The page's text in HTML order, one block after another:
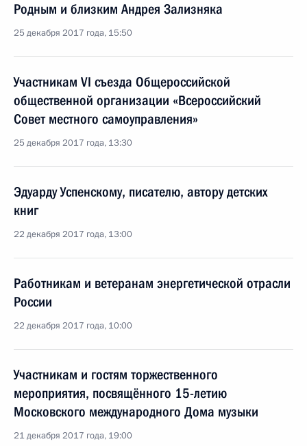
Родным и близким Андрея Зализняка
25 декабря 2017 года, 15:50
Участникам VI съезда Общероссийской
общественной организации «Всероссийский
Совет местного самоуправления»
25 декабря 2017 года, 13:30
Эдуарду Успенскому, писателю, автору детских
книг
22 декабря 2017 года, 13:00
Работникам и ветеранам энергетической отрасли
России
22 декабря 2017 года, 10:00
Участникам и гостям торжественного
мероприятия, посвящённого 15-летию
Московского международного Дома музыки
21 декабря 2017 года, 19:00